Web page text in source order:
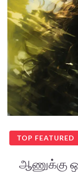
TOP FEATURED
ஆணுக்கு